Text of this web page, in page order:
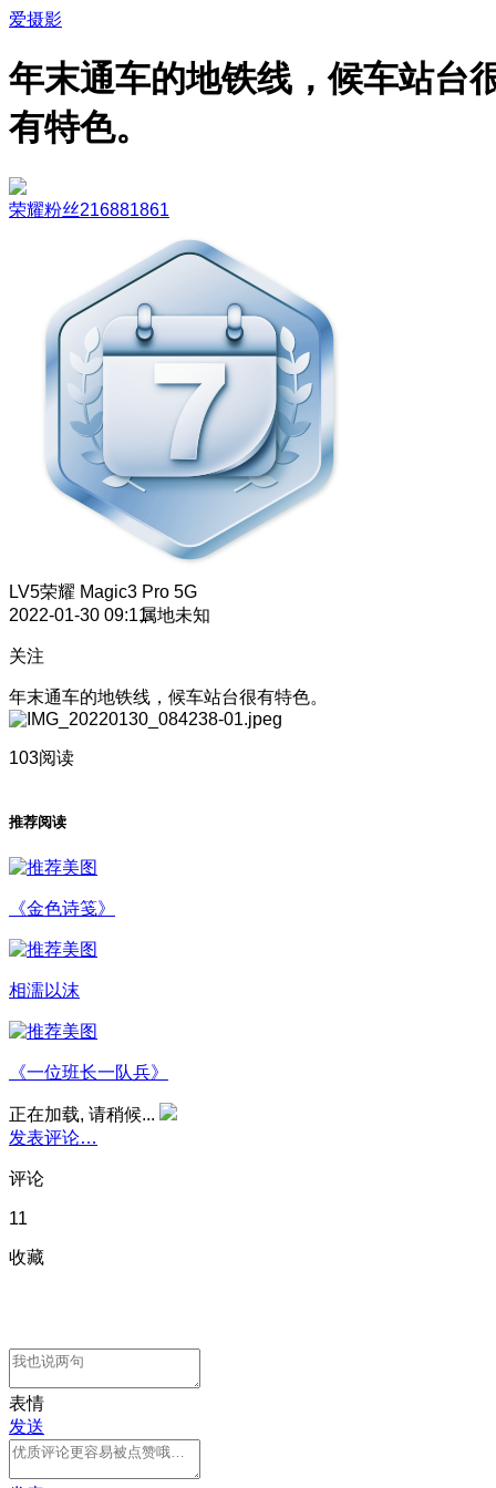
爱摄影
年末通车的地铁线，候车站台
有特色。
荣耀粉丝216881861
LV5荣耀 Magic3 Pro 5G
2022-01-30 09:11属地未知
关注
年末通车的地铁线，候车站台很有特色。
103阅读
推荐阅读
《金色诗笺》
相濡以沫
《一位班长一队兵》
正在加载, 请稍候...
发表评论…
评论
11
收藏
表情
发送